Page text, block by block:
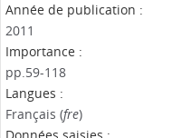
Année de publication :
2011
Importance :
pp.59-118
Langues :
Français (fre)